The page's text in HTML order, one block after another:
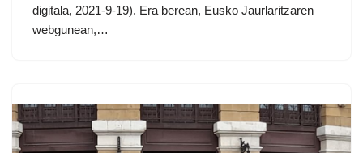
digitala, 2021-9-19). Era berean, Eusko Jaurlaritzaren
webgunean,…